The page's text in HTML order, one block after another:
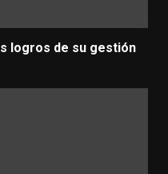
logros de su gestión